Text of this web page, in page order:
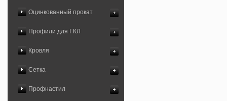
Оцинкованный прокат
Профили для ГКЛ
Кровля
Сетка
Профнастил